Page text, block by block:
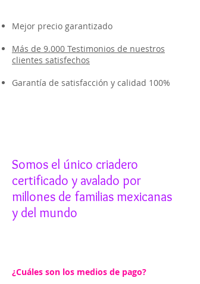
Mejor precio garantizado
Más de 9.000 Testimonios de nuestros
clientes satisfechos
Garantía de satisfacción y calidad 100%
Somos el único criadero
certificado y avalado por
millones de familias mexicanas
y del mundo
¿Cuáles son los medios de pago?